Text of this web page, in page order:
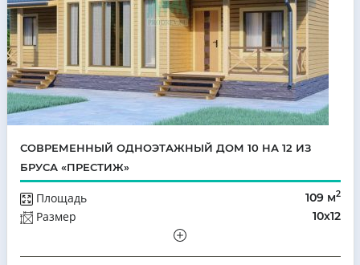
СОВРЕМЕННЫЙ ОДНОЭТАЖНЫЙ ДОМ 10 НА 12 ИЗ
БРУСА «ПРЕСТИЖ»
Площадь 109 м2
Размер 10х12
Количество комнат
4